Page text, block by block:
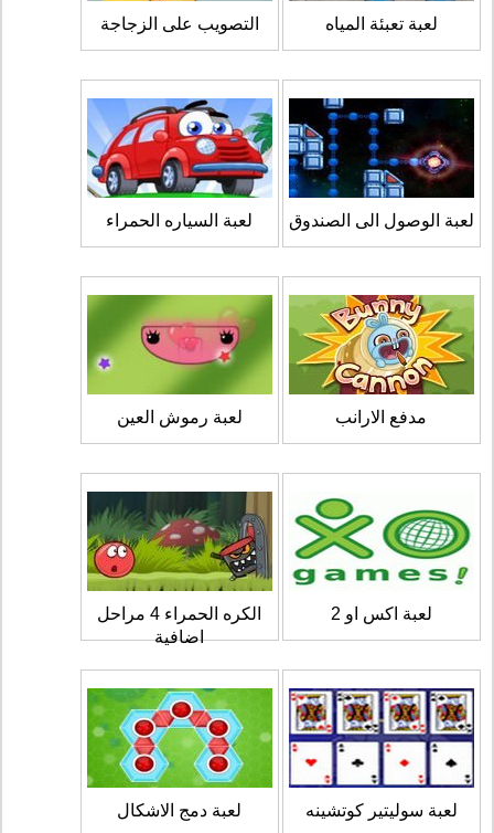
لعبة تعبئة المياه التصويب على الزجاجة
لعبة الوصول الى الصندوق لعبة السياره الحمراء
مدفع الارانب لعبة رموش العين
لعبة اكس او 2
الكره الحمراء 4 مراحل
اضافية
لعبة سوليتير كوتشينه لعبة دمج الاشكال